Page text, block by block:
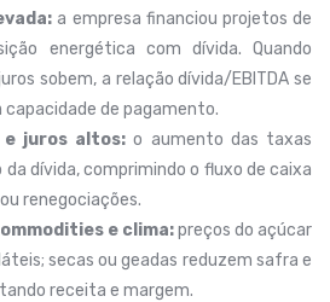
a empresa financiou projetos de
energética com dívida. Quando
sobem, a relação dívida/EBITDA se
de pagamento.
e juros altos: o aumento das taxas
dívida, comprimindo o fluxo de caixa
renegociações.
e clima:preços do açúcar
secas ou geadas reduzem safra e
receita e margem.